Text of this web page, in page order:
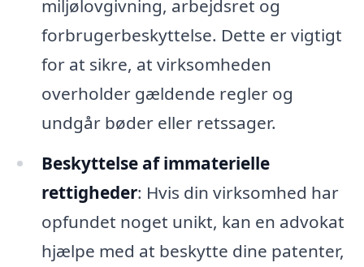
miljølovgivning, arbejdsret og
forbrugerbeskyttelse. Dette er vigtigt
for at sikre, at virksomheden
overholder gældende regler og
undgår bøder eller retssager.
Beskyttelse af immaterielle
rettigheder: Hvis din virksomhed har
opfundet noget unikt, kan en advokat
hjælpe med at beskytte dine patenter,